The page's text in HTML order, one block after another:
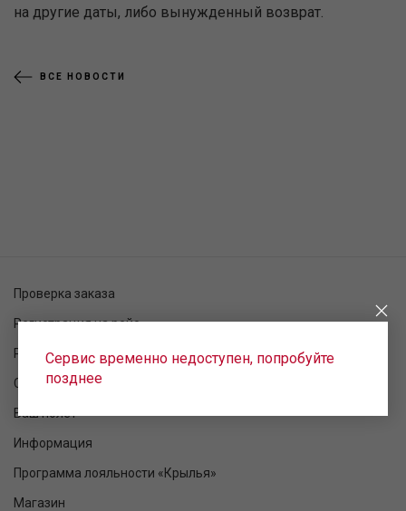
на другие даты, либо вынужденный возврат.
ВСЕ НОВОСТИ
Сервис временно недоступен, попробуйте
позднее
Проверка заказа
Регистрация на рейс
Расписание рейсов
Статус рейса
Ваш полет
Информация
Программа лояльности «Крылья»
Магазин